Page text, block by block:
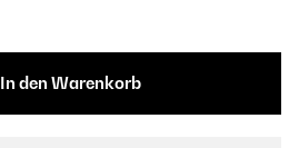
In den Warenkorb